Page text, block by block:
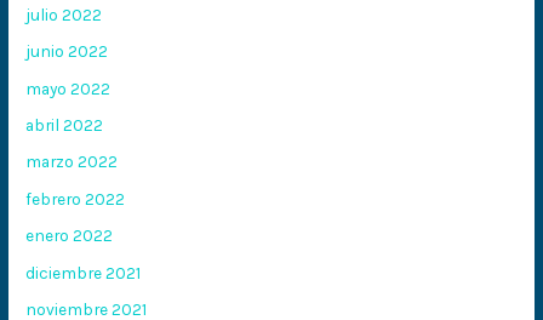
julio 2022
junio 2022
mayo 2022
abril 2022
marzo 2022
febrero 2022
enero 2022
diciembre 2021
noviembre 2021